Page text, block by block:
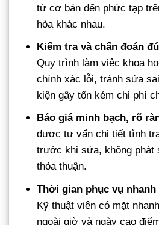
từ cơ bản đến phức tạp
hòa khác nhau.
Kiểm tra và chẩn đoán
Quy trình làm việc khoa
chính xác lỗi, tránh sửa
kiện gây tốn kém chi phí
Báo giá minh bạch, rõ
được tư vấn chi tiết tình
trước khi sửa, không phát
thỏa thuận.
Thời gian phục vụ
Kỹ thuật viên có mặt
ngoài giờ và ngày cao